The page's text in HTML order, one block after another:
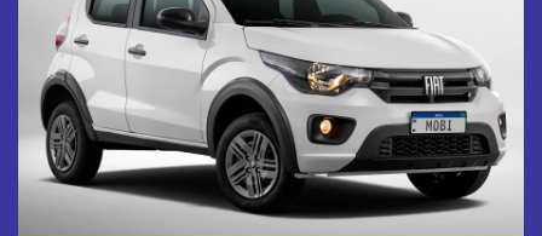
CINCO OPÇÕES DE CORES